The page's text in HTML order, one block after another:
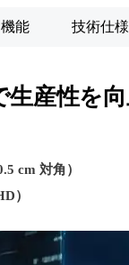
機能 技術仕様
生産性を
cm 対角）
）